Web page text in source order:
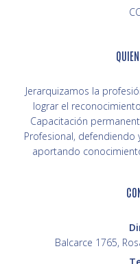
Jerarquizamos la
lograr el
Capacitación
Profesional, defendiendo
aportando
Balcarce 1765,